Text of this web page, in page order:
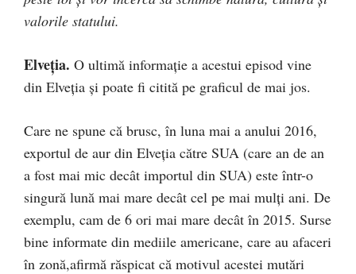
valorile statului.
Elveţia. O ultimă informaţie a acestui episod vine
din Elveţia şi poate fi citită pe graficul de mai jos.
Care ne spune că brusc, în luna mai a anului 2016,
exportul de aur din Elveţia către SUA (care an de an
a fost mai mic decât importul din SUA) este într-o
singură lună mai mare decât cel pe mai mulţi ani. De
exemplu, cam de 6 ori mai mare decât în 2015. Surse
bine informate din mediile americane, care au afaceri
în zonă,afirmă răspicat că motivul acestei mutări